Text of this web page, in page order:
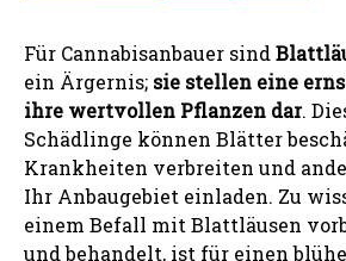
Für Cannabisanbauer sind
ein Ärgernis; sie stellen eine
ihre wertvollen Pflanzen dar.
Schädlinge können Blätter
Krankheiten verbreiten und
Ihr Anbaugebiet einladen. Zu
einem Befall mit Blattläusen
und behandelt, ist für einen